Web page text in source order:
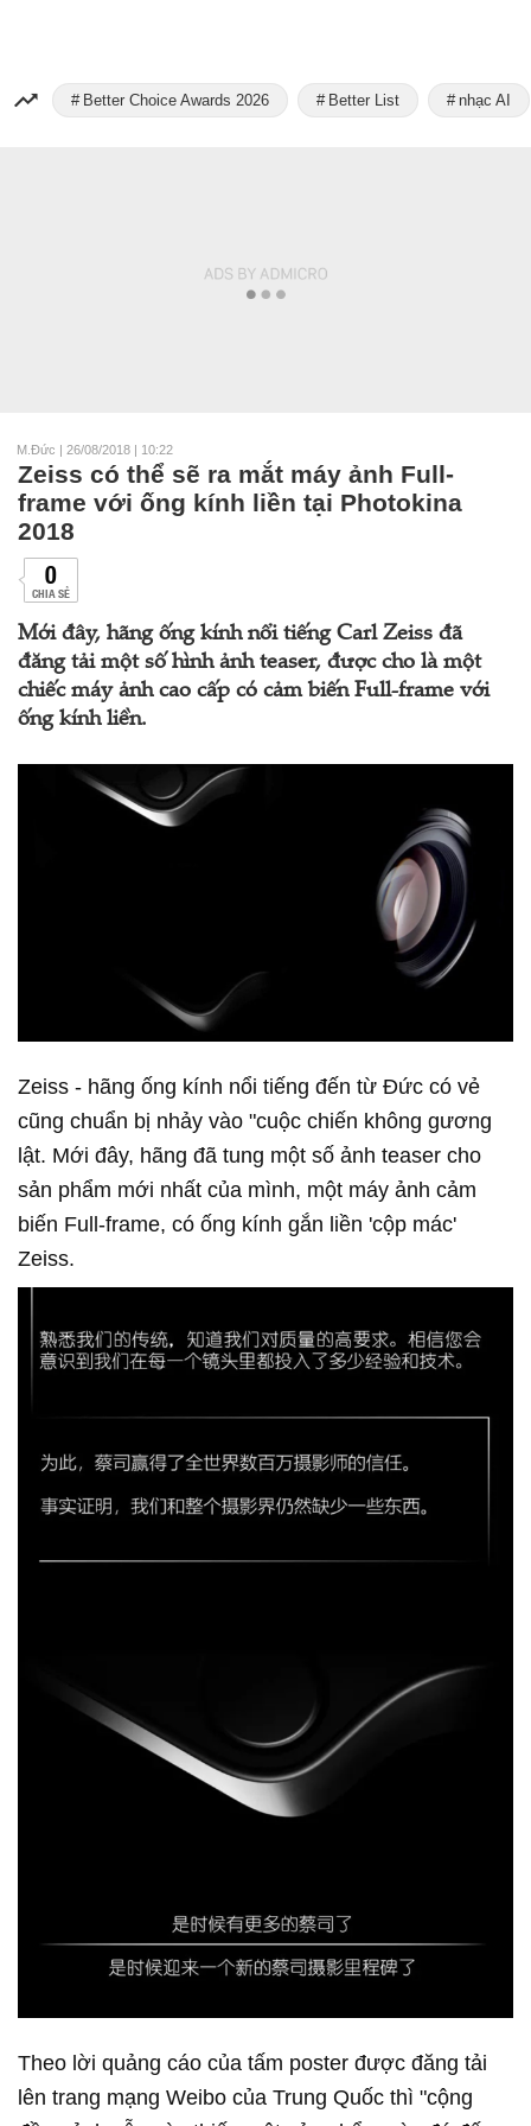
Better Choice Awards 2026 Better List nhạc AI
M.Đức | 26/08/2018 | 10:22
Zeiss có thể sẽ ra mắt máy ảnh Full-
frame với ống kính liền tại Photokina
2018
0
CHIA SẺ
Mới đây, hãng ống kính nổi tiếng Carl Zeiss đã
đăng tải một số hình ảnh teaser, được cho là một
chiếc máy ảnh cao cấp có cảm biến Full-frame với
ống kính liền.
Zeiss - hãng ống kính nổi tiếng đến từ Đức có vẻ
cũng chuẩn bị nhảy vào "cuộc chiến không gương
lật. Mới đây, hãng đã tung một số ảnh teaser cho
sản phẩm mới nhất của mình, một máy ảnh cảm
biến Full-frame, có ống kính gắn liền 'cộp mác'
Zeiss.
Theo lời quảng cáo của tấm poster được đăng tải
lên trang mạng Weibo của Trung Quốc thì "cộng